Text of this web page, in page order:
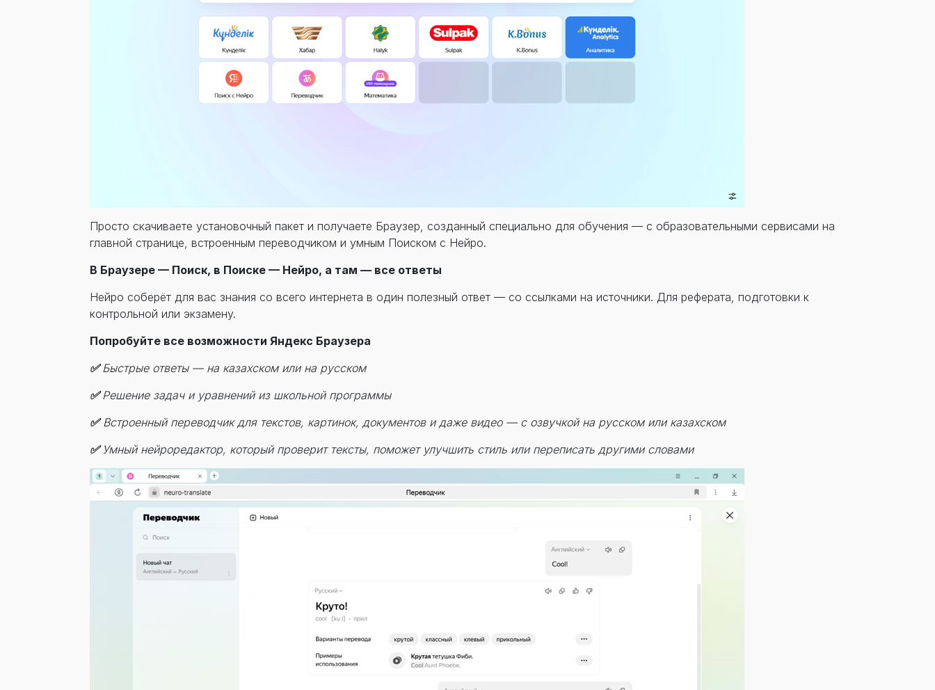
Просто скачиваете установочный пакет и получаете Браузер, созданный специально для обучения — с образовательными сервисами на
главной странице, встроенным переводчиком и умным Поиском с Нейро.
В Браузере — Поиск, в Поиске — Нейро, а там — все ответы
Нейро соберёт для вас знания со всего интернета в один полезный ответ — со ссылками на источники. Для реферата, подготовки к
контрольной или экзамену.
Попробуйте все возможности Яндекс Браузера
✅Быстрые ответы — на казахском или на русском
✅Решение задач и уравнений из школьной программы
✅ Встроенный переводчик для текстов, картинок, документов и даже видео — с озвучкой на русском или казахском
✅ Умный нейроредактор, который проверит тексты, поможет улучшить стиль или переписать другими словами